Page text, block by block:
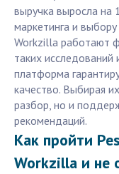
выручка выросла на
маркетинга и
Workzilla работают
таких исследований
платформа
качество. Выбирая
разбор, но и
рекомендаций.
Как пройти
Workzilla и не